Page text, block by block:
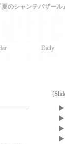
のシャンテバザー
Daily